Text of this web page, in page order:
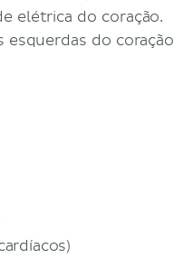
elétrica do coração.
esquerdas do coração